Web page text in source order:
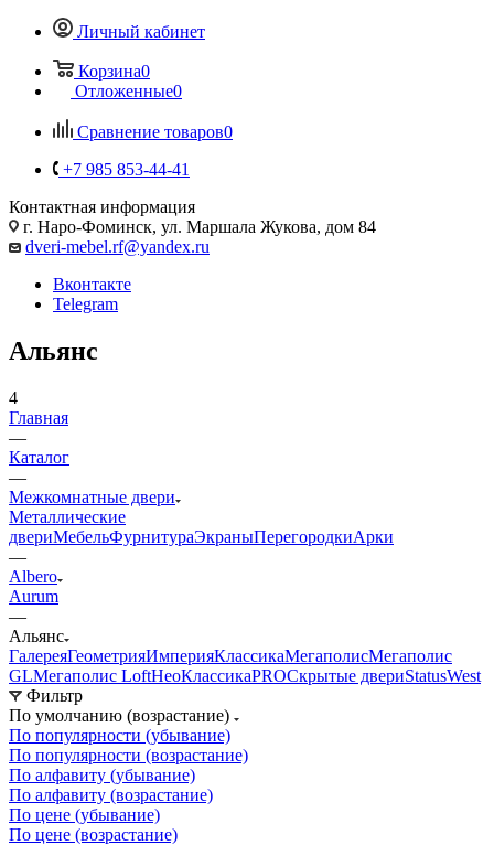
Личный кабинет
Корзина0
Отложенные0
Сравнение товаров0
+7 985 853-44-41
Контактная информация
г. Наро-Фоминск, ул. Маршала Жукова, дом 84
dveri-mebel.rf@yandex.ru
Вконтакте
Telegram
Альянс
4
Главная
—
Каталог
—
Межкомнатные двери
Металлические
двериМебельФурнитураЭкраныПерегородкиАрки
—
Albero
Aurum
—
Альянс
ГалереяГеометрияИмперияКлассикаМегаполисМегаполис
GLМегаполис LoftНеоКлассикаPROСкрытые двериStatusWest
Фильтр
По умолчанию (возрастание)
По популярности (убывание)
По популярности (возрастание)
По алфавиту (убывание)
По алфавиту (возрастание)
По цене (убывание)
По цене (возрастание)